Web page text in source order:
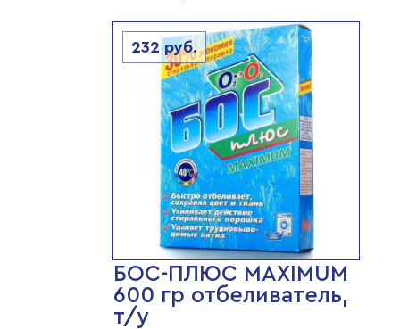
232 руб.
БОС-ПЛЮС MAXIMUM
600 гр отбеливатель,
т/у